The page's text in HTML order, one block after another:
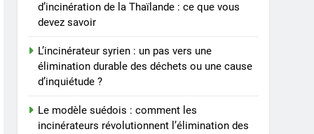
d’incinération de la Thaïlande : ce que vous
devez savoir
L’incinérateur syrien : un pas vers une
élimination durable des déchets ou une cause
d’inquiétude ?
Le modèle suédois : comment les
incinérateurs révolutionnent l’élimination des